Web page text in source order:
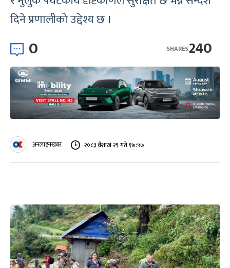
दिने प्रणालीको उद्देश्य छ ।
0 240
SHARES
अनलाइनखबर २०८३ वैशाख २९ गते १७:५७